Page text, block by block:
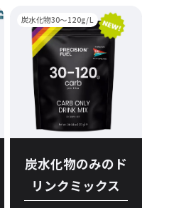
炭水化物30～120g/L
炭水化物のみのド
リンクミックス